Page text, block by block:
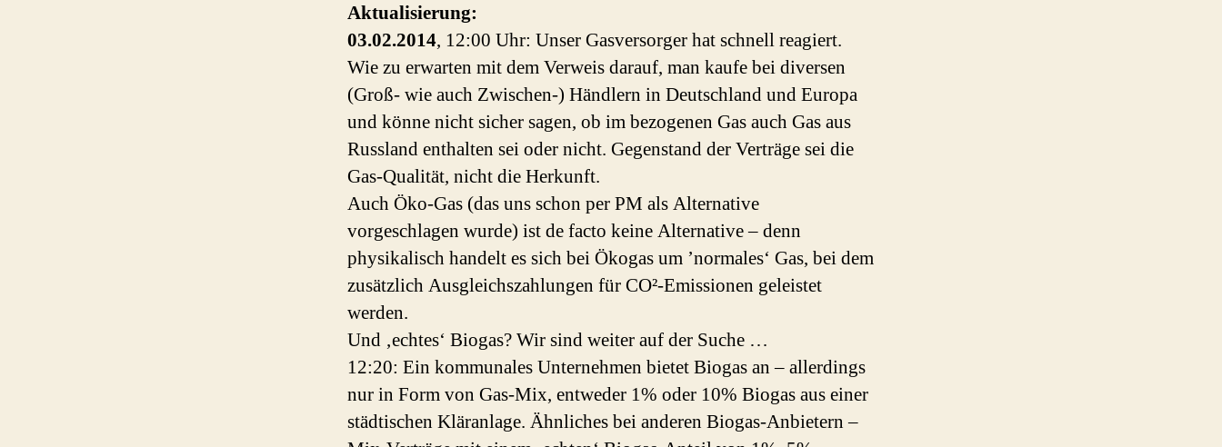
Aktualisierung:
03.02.2014, 12:00 Uhr: Unser Gasversorger hat schnell reagiert.
Wie zu erwarten mit dem Verweis darauf, man kaufe bei diversen
(Groß- wie auch Zwischen-) Händlern in Deutschland und Europa
und könne nicht sicher sagen, ob im bezogenen Gas auch Gas aus
Russland enthalten sei oder nicht. Gegenstand der Verträge sei die
Gas-Qualität, nicht die Herkunft.
Auch Öko-Gas (das uns schon per PM als Alternative
vorgeschlagen wurde) ist de facto keine Alternative – denn
physikalisch handelt es sich bei Ökogas um ’normales‘ Gas, bei dem
zusätzlich Ausgleichszahlungen für CO²-Emissionen geleistet
werden.
Und ‚echtes‘ Biogas? Wir sind weiter auf der Suche …
12:20: Ein kommunales Unternehmen bietet Biogas an – allerdings
nur in Form von Gas-Mix, entweder 1% oder 10% Biogas aus einer
städtischen Kläranlage. Ähnliches bei anderen Biogas-Anbietern –